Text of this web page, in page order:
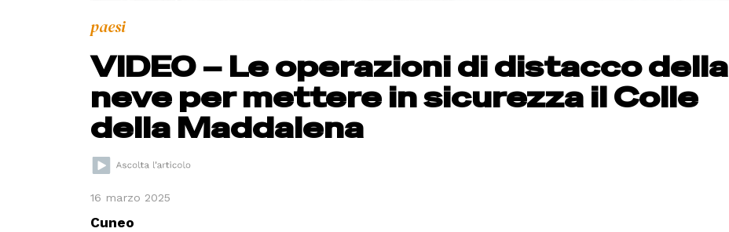
paesi
VIDEO – Le operazioni di distacco della
neve per mettere in sicurezza il Colle
della Maddalena
16 marzo 2025
Cuneo